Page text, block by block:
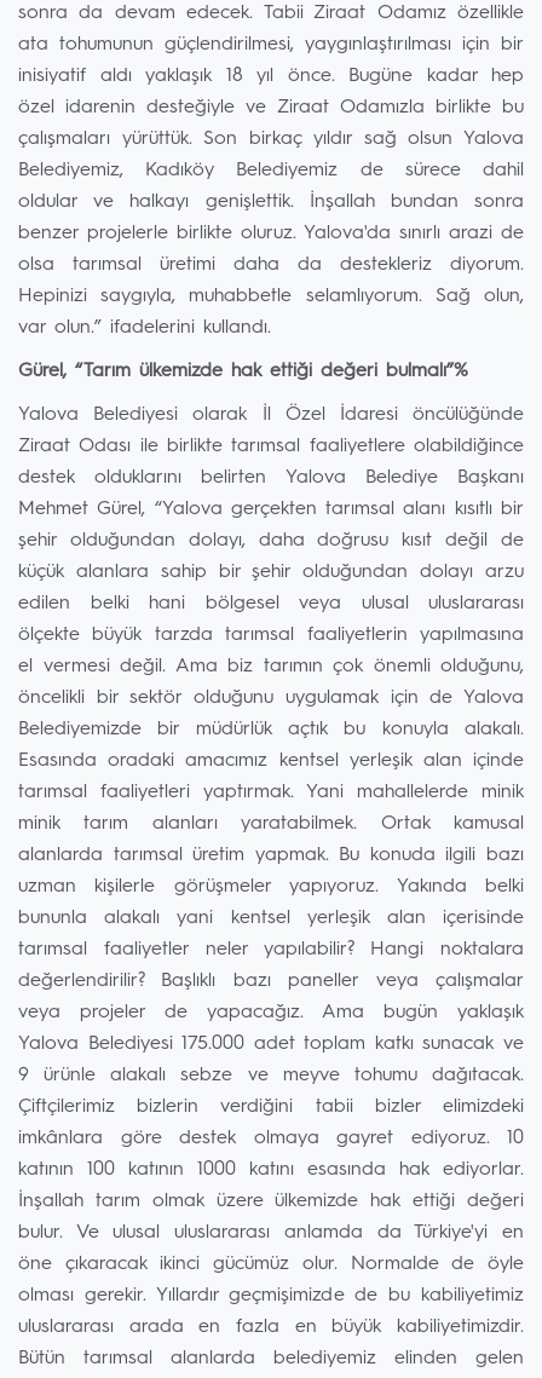
sonra da devam edecek. Tabii Ziraat Odamız özellikle
ata tohumunun güçlendirilmesi, yaygınlaştırılması için bir
inisiyatif aldı yaklaşık 18 yıl önce. Bugüne kadar hep
özel idarenin desteğiyle ve Ziraat Odamızla birlikte bu
çalışmaları yürüttük. Son birkaç yıldır sağ olsun Yalova
Belediyemiz, Kadıköy Belediyemiz de sürece dahil
oldular ve halkayı genişlettik. İnşallah bundan sonra
benzer projelerle birlikte oluruz. Yalova'da sınırlı arazi de
olsa tarımsal üretimi daha da destekleriz diyorum.
Hepinizi saygıyla, muhabbetle selamlıyorum. Sağ olun,
var olun.” ifadelerini kullandı.
Gürel, “Tarım ülkemizde hak ettiği değeri bulmalı”%
Yalova Belediyesi olarak İl Özel İdaresi öncülüğünde
Ziraat Odası ile birlikte tarımsal faaliyetlere olabildiğince
destek olduklarını belirten Yalova Belediye Başkanı
Mehmet Gürel, “Yalova gerçekten tarımsal alanı kısıtlı bir
şehir olduğundan dolayı, daha doğrusu kısıt değil de
küçük alanlara sahip bir şehir olduğundan dolayı arzu
edilen belki hani bölgesel veya ulusal uluslararası
ölçekte büyük tarzda tarımsal faaliyetlerin yapılmasına
el vermesi değil. Ama biz tarımın çok önemli olduğunu,
öncelikli bir sektör olduğunu uygulamak için de Yalova
Belediyemizde bir müdürlük açtık bu konuyla alakalı.
Esasında oradaki amacımız kentsel yerleşik alan içinde
tarımsal faaliyetleri yaptırmak. Yani mahallelerde minik
minik tarım alanları yaratabilmek. Ortak kamusal
alanlarda tarımsal üretim yapmak. Bu konuda ilgili bazı
uzman kişilerle görüşmeler yapıyoruz. Yakında belki
bununla alakalı yani kentsel yerleşik alan içerisinde
tarımsal faaliyetler neler yapılabilir? Hangi noktalara
değerlendirilir? Başlıklı bazı paneller veya çalışmalar
veya projeler de yapacağız. Ama bugün yaklaşık
Yalova Belediyesi 175.000 adet toplam katkı sunacak ve
9 ürünle alakalı sebze ve meyve tohumu dağıtacak.
Çiftçilerimiz bizlerin verdiğini tabii bizler elimizdeki
imkânlara göre destek olmaya gayret ediyoruz. 10
katının 100 katının 1000 katını esasında hak ediyorlar.
İnşallah tarım olmak üzere ülkemizde hak ettiği değeri
bulur. Ve ulusal uluslararası anlamda da Türkiye'yi en
öne çıkaracak ikinci gücümüz olur. Normalde de öyle
olması gerekir. Yıllardır geçmişimizde de bu kabiliyetimiz
uluslararası arada en fazla en büyük kabiliyetimizdir.
Bütün tarımsal alanlarda belediyemiz elinden gelen